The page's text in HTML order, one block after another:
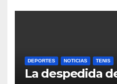
DEPORTES NOTICIAS TENIS
La despedida